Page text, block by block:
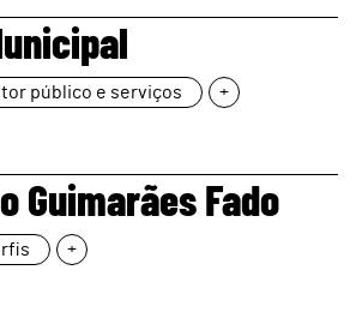
público e serviços +
Guimarães Fado
+